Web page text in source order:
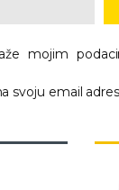
mojim
svoju email